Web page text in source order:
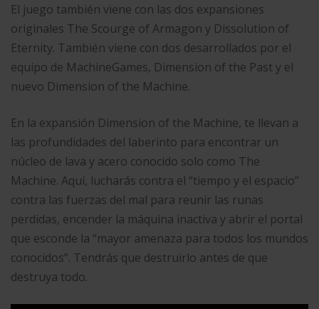
El juego también viene con las dos expansiones
originales The Scourge of Armagon y Dissolution of
Eternity. También viene con dos desarrollados por el
equipo de MachineGames, Dimension of the Past y el
nuevo Dimension of the Machine.
En la expansión Dimension of the Machine, te llevan a
las profundidades del laberinto para encontrar un
núcleo de lava y acero conocido solo como The
Machine. Aquí, lucharás contra el “tiempo y el espacio”
contra las fuerzas del mal para reunir las runas
perdidas, encender la máquina inactiva y abrir el portal
que esconde la “mayor amenaza para todos los mundos
conocidos”. Tendrás que destruirlo antes de que
destruya todo.